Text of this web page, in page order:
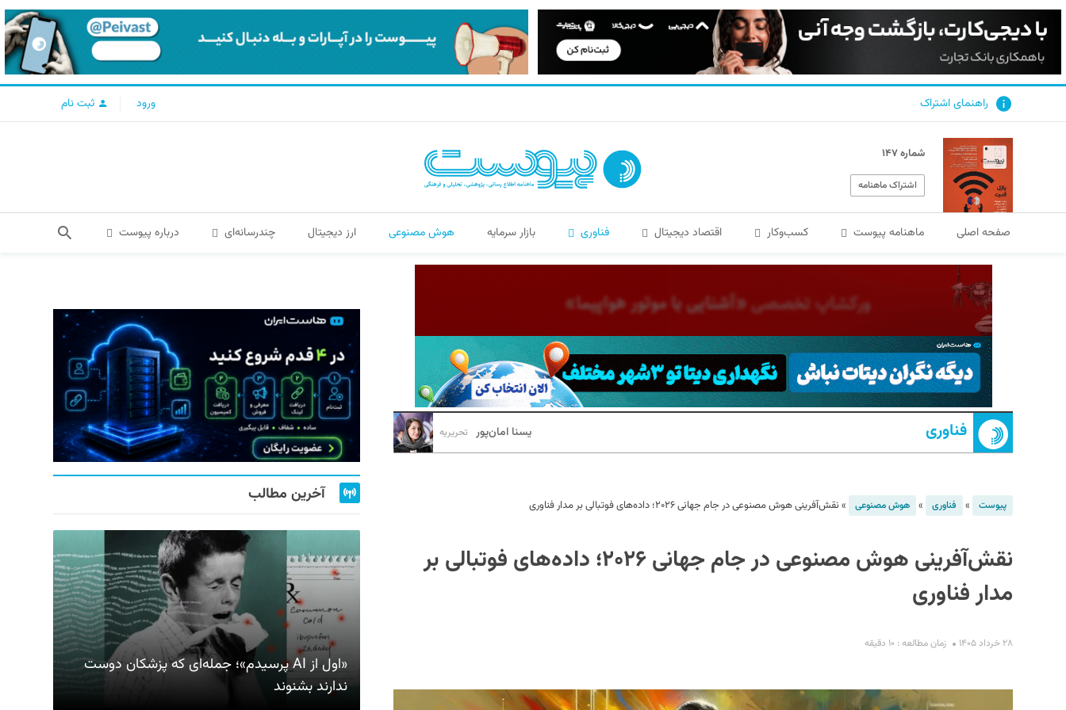
راهنمای اشتراک ورود ثبت نام
شماره ۱۴۷
اشتراک ماهنامه
صفحه اصلی ماهنامه پیوست کسب‌و‌کار اقتصاد دیجیتال فناوری بازار سرمایه هوش مصنوعی ارز دیجیتال چندرسانه‌ای درباره پیوست
فناوری یسنا امان‌پور تحریریه
پیوست » فناوری » هوش مصنوعی » نقش‌آفرینی هوش مصنوعی در جام جهانی ۲۰۲۶؛ داده‌های فوتبالی بر مدار فناوری
نقش‌آفرینی هوش مصنوعی در جام جهانی ۲۰۲۶؛ داده‌های فوتبالی بر
مدار فناوری
۲۸ خرداد ۱۴۰۵ زمان مطالعه : ۱۰ دقیقه
آخرین مطالب
«اول از AI پرسیدم»؛ جمله‌ای که پزشکان دوست
ندارند بشنوند